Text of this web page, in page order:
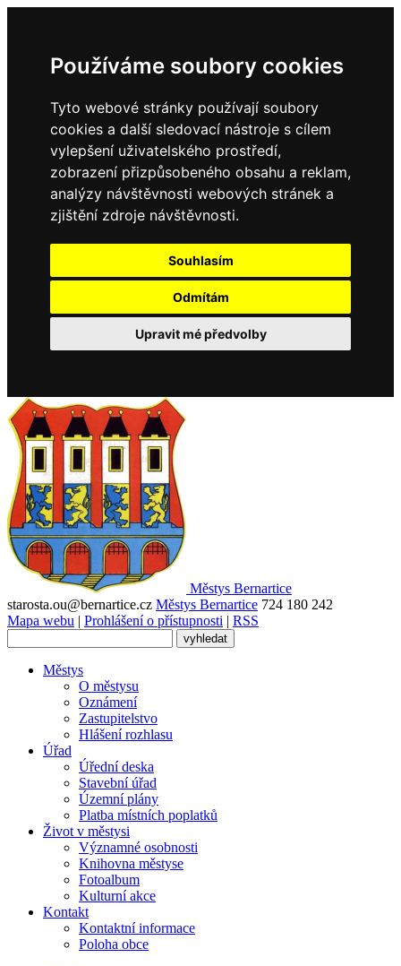
Používáme soubory cookies
Tyto webové stránky používají soubory
cookies a další sledovací nástroje s cílem
vylepšení uživatelského prostředí,
zobrazení přizpůsobeného obsahu a reklam,
analýzy návštěvnosti webových stránek a
zjištění zdroje návštěvnosti.
Souhlasím
Odmítám
Upravit mé předvolby
Městys Bernartice
starosta.ou@bernartice.cz Městys Bernartice 724 180 242
Mapa webu | Prohlášení o přístupnosti | RSS
Městys
O městysu
Oznámení
Zastupitelstvo
Hlášení rozhlasu
Úřad
Úřední deska
Stavební úřad
Územní plány
Platba místních poplatků
Život v městysi
Významné osobnosti
Knihovna městyse
Fotoalbum
Kulturní akce
Kontakt
Kontaktní informace
Poloha obce